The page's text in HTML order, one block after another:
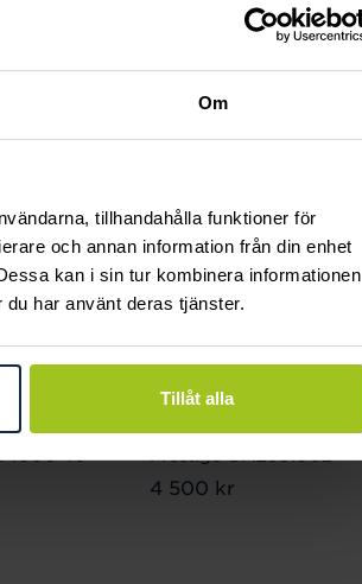
Om
tillhandahålla funktioner för
och annan information från din enhet
kan i sin tur kombinera informationen
har använt deras tjänster.
Tillåt alla
Pris:4 500 kr
4 500 kr